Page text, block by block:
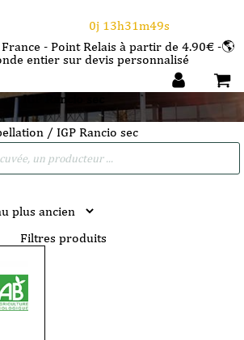
0j 13h31m49s
- Point Relais à partir de 4.90€ -🌎
entier sur devis personnalisé
IGP Rancio sec
/ IGP Rancio sec
Filtres produits